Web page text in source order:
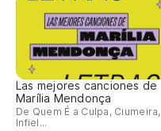
Las mejores canciones de
Marília Mendonça
De Quem É a Culpa, Ciumeira,
Infiel...